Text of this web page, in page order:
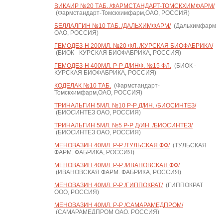
ВИКАИР №20 ТАБ. /ФАРМСТАНДАРТ-ТОМСКХИМФАРМ/
(Фармстандарт-Томскхимфарм,ОАО, РОССИЯ)
БЕЛЛАЛГИН №10 ТАБ. /ДАЛЬХИМФАРМ/(Дальхимфарм
ОАО, РОССИЯ)
ГЕМОДЕЗ-Н 200МЛ. №20 ФЛ. /КУРСКАЯ БИОФАБРИКА/
(БИОК - КУРСКАЯ БИОФАБРИКА, РОССИЯ)
ГЕМОДЕЗ-Н 400МЛ. Р-Р Д/ИНФ. №15 ФЛ.(БИОК -
КУРСКАЯ БИОФАБРИКА, РОССИЯ)
КОДЕЛАК №10 ТАБ.(Фармстандарт-
Томскхимфарм,ОАО, РОССИЯ)
ТРИНАЛЬГИН 5МЛ. №10 Р-Р Д/ИН. /БИОСИНТЕЗ/
(БИОСИНТЕЗ ОАО, РОССИЯ)
ТРИНАЛЬГИН 5МЛ. №5 Р-Р Д/ИН. /БИОСИНТЕЗ/
(БИОСИНТЕЗ ОАО, РОССИЯ)
МЕНОВАЗИН 40МЛ. Р-Р /ТУЛЬСКАЯ ФФ/(ТУЛЬСКАЯ
ФАРМ. ФАБРИКА, РОССИЯ)
МЕНОВАЗИН 40МЛ. Р-Р /ИВАНОВСКАЯ ФФ/
(ИВАНОВСКАЯ ФАРМ. ФАБРИКА, РОССИЯ)
МЕНОВАЗИН 40МЛ. Р-Р /ГИППОКРАТ/(ГИППОКРАТ
ООО, РОССИЯ)
МЕНОВАЗИН 40МЛ. Р-Р /САМАРАМЕДПРОМ/
(САМАРАМЕДПРОМ ОАО, РОССИЯ)